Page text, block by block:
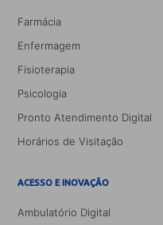
Farmácia
Enfermagem
Fisioterapia
Psicologia
Pronto Atendimento Digital
Horários de Visitação
ACESSO E INOVAÇÃO
Ambulatório Digital